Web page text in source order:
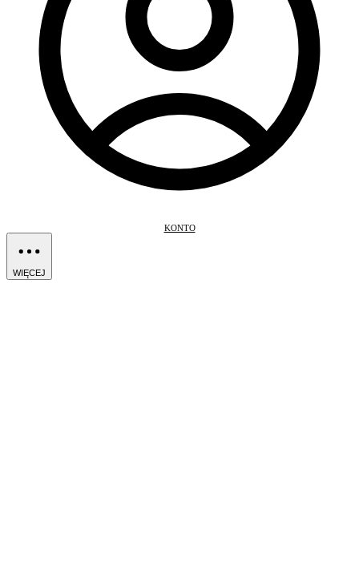
KONTO
WIĘCEJ